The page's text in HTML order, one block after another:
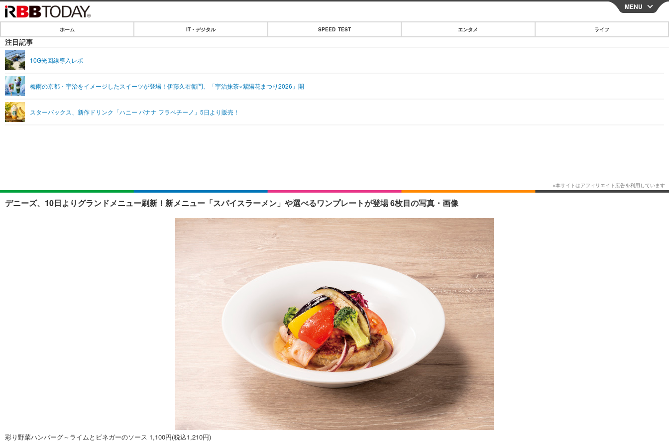
CLOSE
IT・デジタル
ショッピング
SPEED TEST
エンタメ
エンタメTOP
ショッピング その他
ライフ
MENU
ホーム IT・デジタル SPEED TEST エンタメ ライフ
注目記事
10G光回線導入レポ
梅雨の京都・宇治をイメージしたスイーツが登場！伊藤久右衛門、「宇治抹茶×紫陽花まつり2026」開
スターバックス、新作ドリンク「ハニー バナナ フラペチーノ」5日より販売！
デニーズ、10日よりグランドメニュー刷新！新メニュー「スパイスラーメン」や選べるワンプレートが登場 6枚目の写真・画像
彩り野菜ハンバーグ～ライムとビネガーのソース 1,100円(税込1,210円)